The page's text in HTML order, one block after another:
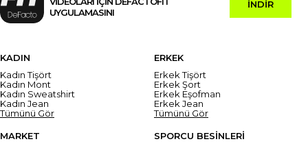
UYGULAMASINI
İNDİR
KADIN
Kadın Tişört
Kadın Mont
Kadın Sweatshirt
Kadın Jean
Tümünü Gör
ERKEK
Erkek Tişört
Erkek Şort
Erkek Eşofman
Erkek Jean
Tümünü Gör
MARKET
SPORCU BESİNLERİ